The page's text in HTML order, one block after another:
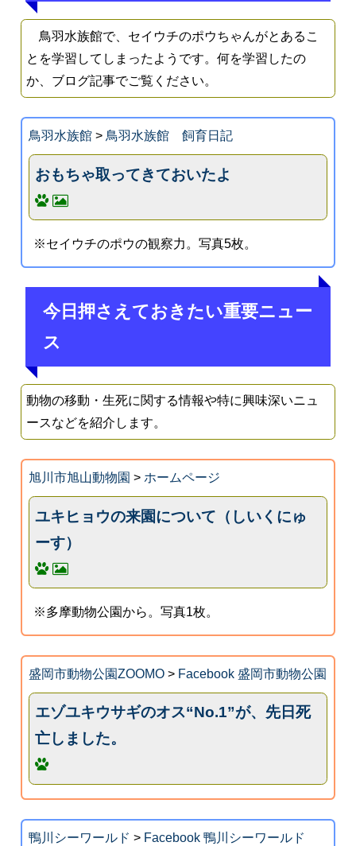
鳥羽水族館で、セイウチのポウちゃんがとあるこ
とを学習してしまったようです。何を学習したの
か、ブログ記事でご覧ください。
鳥羽水族館> 鳥羽水族館 飼育日記
おもちゃ取ってきておいたよ
※セイウチのポウの観察力。写真5枚。
今日押さえておきたい重要ニュー
ス
動物の移動・生死に関する情報や特に興味深いニュ
ースなどを紹介します。
旭川市旭山動物園 > ホームページ
ユキヒョウの来園について（しいくにゅ
ーす）
※多摩動物公園から。写真1枚。
盛岡市動物公園ZOOMO> Facebook 盛岡市動物公園
エゾユキウサギのオス“No.1”が、先日死
亡しました。
鴨川シーワールド > Facebook 鴨川シーワールド